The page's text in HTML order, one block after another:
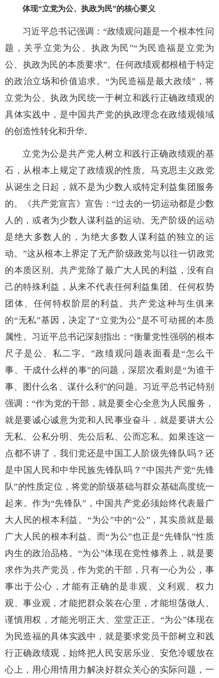
体现“立党为公、执政为民”的核心要义
习近平总书记强调：“政绩观问题是一个根本性问
题，关乎立党为公、执政为民”“为民造福是立党为
公、执政为民的本质要求”。任何政绩观都根植于特定
的政治立场和价值追求。“为民造福是最大政绩”，将
立党为公、执政为民统一于树立和践行正确政绩观的
具体实践中，是中国共产党的执政理念在政绩观领域
的创造性转化和升华。
立党为公是共产党人树立和践行正确政绩观的基
石，从根本上规定了政绩观的性质。马克思主义政党
从诞生之日起，就不是为少数人或特定利益集团服务
的。《共产党宣言》宣告：“过去的一切运动都是少数
人的，或者为少数人谋利益的运动。无产阶级的运动
是绝大多数人的，为绝大多数人谋利益的独立的运
动。”这从根本上界定了无产阶级政党与以往一切政党
的本质区别。共产党除了最广大人民的利益，没有自
己的特殊利益，从来不代表任何利益集团、任何权势
团体、任何特权阶层的利益。共产党这种与生俱来
的“无私”基因，决定了“立党为公”是不可动摇的本质
属性。习近平总书记深刻指出：“衡量党性强弱的根本
尺子是公、私二字。”政绩观问题表面看是“怎么干
事、干成什么样的事”的问题，深层次看则是“为谁干
事、图什么名、谋什么利”的问题。习近平总书记特别
强调：“作为党的干部，就是要全心全意为人民服务，
就是要诚心诚意为党和人民事业奋斗，就是要讲大公
无私、公私分明、先公后私、公而忘私。如果连这一
点都不讲了，我们党还是中国工人阶级先锋队吗？还
是中国人民和中华民族先锋队吗？”中国共产党“先锋
队”的性质定位，将党的阶级基础与群众基础高度统一
起来。作为“先锋队”，中国共产党必须始终代表最广
大人民的根本利益。“为公”中的“公”，其实质就是最
广大人民的根本利益。而“为公”也正是“先锋队”性质
内生的政治品格。“为公”体现在党性修养上，就是要
求作为共产党员，作为党的干部，只有一心为公，事
事出于公心，才能有正确的是非观、义利观、权力
观、事业观，才能把群众装在心里，才能坦荡做人、
谨慎用权，才能光明正大、堂堂正正。“为公”体现在
为民造福的具体实践中，就是要求党员干部树立和践
行正确政绩观，始终把人民安居乐业、安危冷暖放在
心上，用心用情用力解决好群众关心的实际问题，一